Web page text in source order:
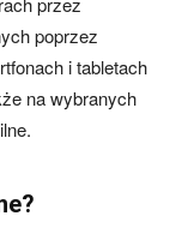
poprzez
i tabletach
na wybranych